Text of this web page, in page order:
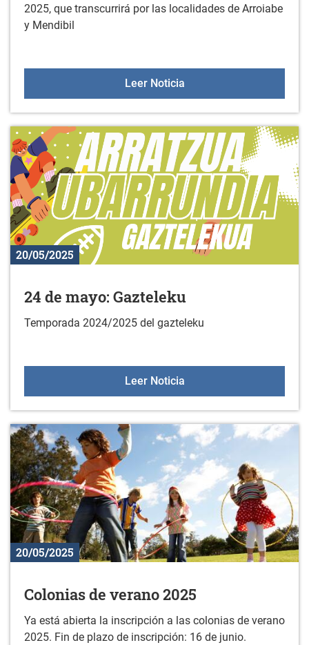
2025, que transcurrirá por las localidades de Arroiabe
y Mendibil
Leer NoticiaJuegos deportivos
20/05/2025
24 de mayo: Gazteleku
Temporada 2024/2025 del gazteleku
Leer Noticia24 de mayo: Gazteleku
20/05/2025
Colonias de verano 2025
Ya está abierta la inscripción a las colonias de verano
2025. Fin de plazo de inscripción: 16 de junio.